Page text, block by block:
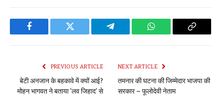
Facebook Twitter Telegram WhatsApp Copy
PREVIOUS ARTICLE
बेटी अनजान के बहकावे में क्यों आई?
मोहन भागवत ने बताया ‘लव जिहाद’ से
NEXT ARTICLE
तमनार की घटना की जिम्मेदार भाजपा की
सरकार – फूलोदेवी नेताम